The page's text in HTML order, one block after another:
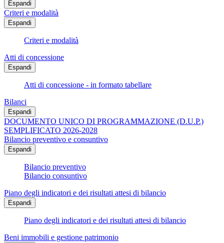
Espandi
Criteri e modalità
Espandi
Criteri e modalità
Atti di concessione
Espandi
Atti di concessione - in formato tabellare
Bilanci
Espandi
DOCUMENTO UNICO DI PROGRAMMAZIONE (D.U.P.)
SEMPLIFICATO 2026-2028
Bilancio preventivo e consuntivo
Espandi
Bilancio preventivo
Bilancio consuntivo
Piano degli indicatori e dei risultati attesi di bilancio
Espandi
Piano degli indicatori e dei risultati attesi di bilancio
Beni immobili e gestione patrimonio